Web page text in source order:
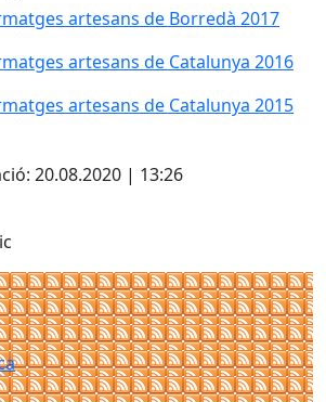
artesans de Borredà 2017
artesans de Catalunya 2016
artesans de Catalunya 2016
artesans de Catalunya 2015
artesans de Catalunya 2015
20.08.2020 | 13:26